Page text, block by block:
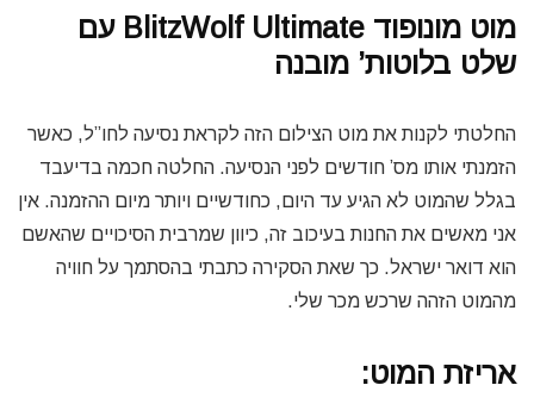
מוט מונופוד BlitzWolf Ultimate עם
שלט בלוטות’ מובנה
החלטתי לקנות את מוט הצילום הזה לקראת נסיעה לחו”ל, כאשר
הזמנתי אותו מס’ חודשים לפני הנסיעה. החלטה חכמה בדיעבד
בגלל שהמוט לא הגיע עד היום, כחודשיים ויותר מיום ההזמנה. אין
אני מאשים את החנות בעיכוב זה, כיוון שמרבית הסיכויים שהאשם
הוא דואר ישראל. כך שאת הסקירה כתבתי בהסתמך על חוויה
מהמוט הזהה שרכש מכר שלי.
אריזת המוט: